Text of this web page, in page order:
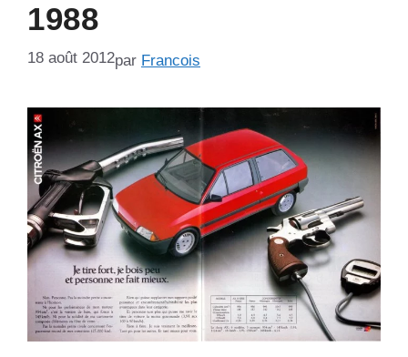
1988
18 août 2012par Francois